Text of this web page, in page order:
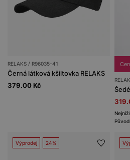
RELAKS / R96035-41
Černá látková kšiltovka RELAKS
379.00 Kč
Výprodej 24%